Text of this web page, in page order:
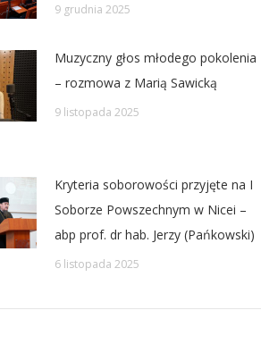
9 grudnia 2025
Muzyczny głos młodego pokolenia
– rozmowa z Marią Sawicką
9 listopada 2025
Kryteria soborowości przyjęte na I
Soborze Powszechnym w Nicei –
abp prof. dr hab. Jerzy (Pańkowski)
6 listopada 2025